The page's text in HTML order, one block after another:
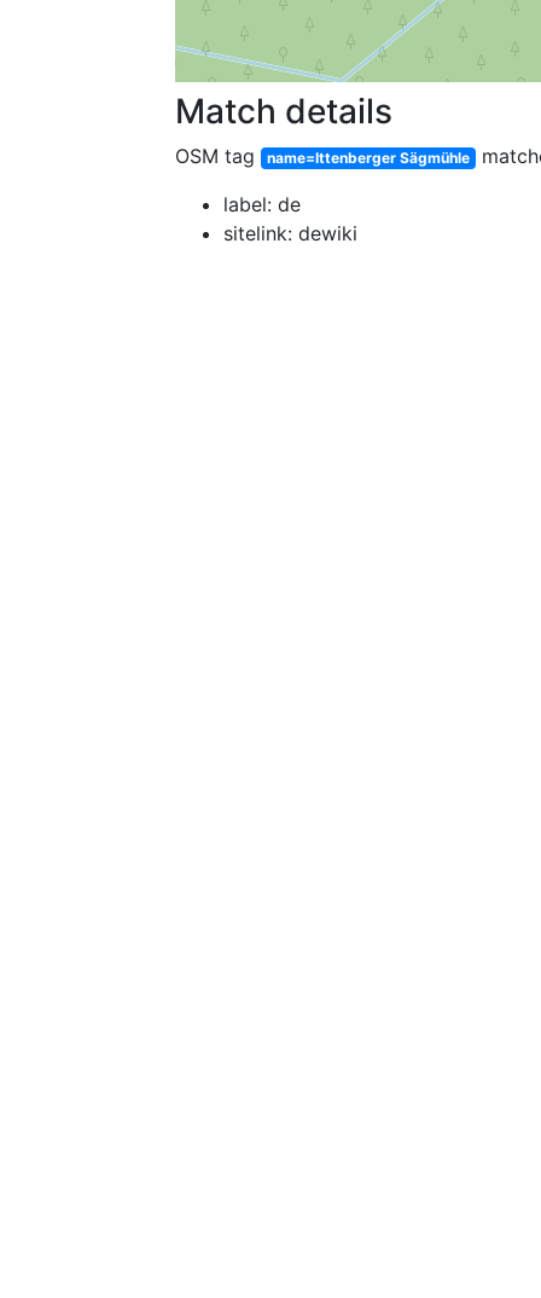
Match details
OSM tag name=Ittenberger Sägmühle
label: de
sitelink: dewiki